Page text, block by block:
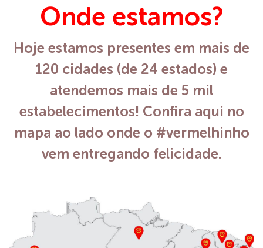
Onde estamos?
Hoje estamos presentes em mais de
120 cidades (de 24 estados) e
atendemos mais de 5 mil
estabelecimentos! Confira aqui no
mapa ao lado onde o #vermelhinho
vem entregando felicidade.